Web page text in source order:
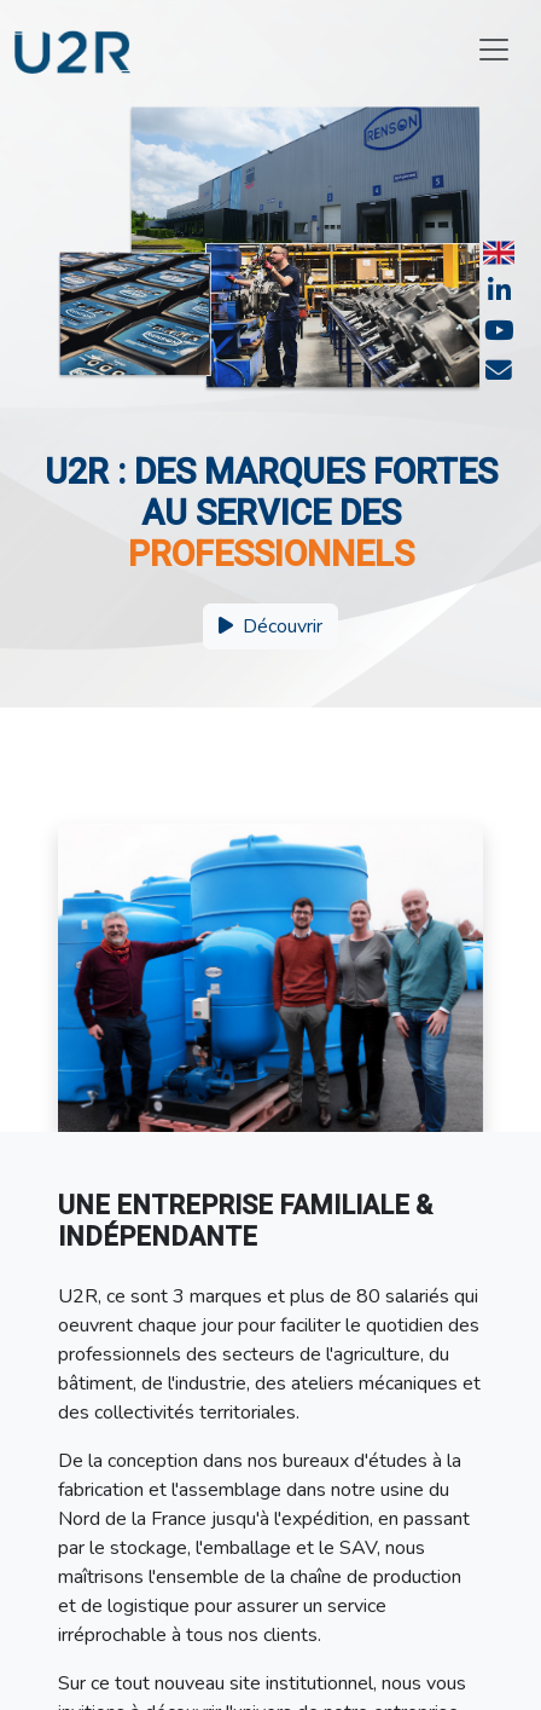
U2R : DES MARQUES FORTES
AU SERVICE DES
PROFESSIONNELS
Découvrir
UNE ENTREPRISE FAMILIALE &
INDÉPENDANTE
U2R, ce sont 3 marques et plus de 80 salariés qui
oeuvrent chaque jour pour faciliter le quotidien des
professionnels des secteurs de l'agriculture, du
bâtiment, de l'industrie, des ateliers mécaniques et
des collectivités territoriales.
De la conception dans nos bureaux d'études à la
fabrication et l'assemblage dans notre usine du
Nord de la France jusqu'à l'expédition, en passant
par le stockage, l'emballage et le SAV, nous
maîtrisons l'ensemble de la chaîne de production
et de logistique pour assurer un service
irréprochable à tous nos clients.
Sur ce tout nouveau site institutionnel, nous vous